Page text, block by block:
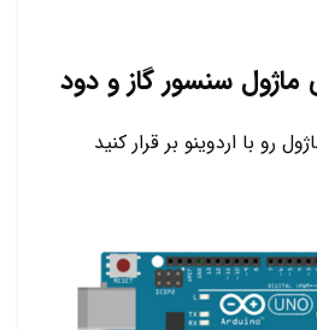
ماژول سنسور گاز و دود
رو با اردوینو بر قرار کنید